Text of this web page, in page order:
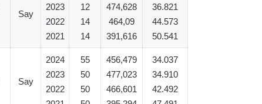
Say
2023
2022
2021
12
14
14
474,628
464,09
391,616
36.821
44.573
50.541
Say
2024
2023
2022
55
50
50
456,479
477,023
466,601
34.037
34.910
42.492